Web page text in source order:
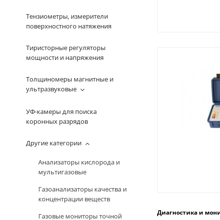
Диагностика и
Тензиометры, измерители
поверхностного натяжения
Тиристорные регуляторы
мощности и напряжения
Толщиномеры магнитные и
ультразвуковые
УФ-камеры для поиска
коронных разрядов
Другие категории
Анализаторы кислорода и
мультигазовые
Газоанализаторы качества и
концентрации веществ
Газовые мониторы точной